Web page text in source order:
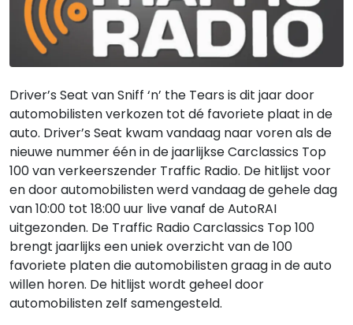
Driver’s Seat van Sniff ‘n’ the Tears is dit jaar door
automobilisten verkozen tot dé favoriete plaat in de
auto. Driver’s Seat kwam vandaag naar voren als de
nieuwe nummer één in de jaarlijkse Carclassics Top
100 van verkeerszender Traffic Radio. De hitlijst voor
en door automobilisten werd vandaag de gehele dag
van 10:00 tot 18:00 uur live vanaf de AutoRAI
uitgezonden. De Traffic Radio Carclassics Top 100
brengt jaarlijks een uniek overzicht van de 100
favoriete platen die automobilisten graag in de auto
willen horen. De hitlijst wordt geheel door
automobilisten zelf samengesteld.